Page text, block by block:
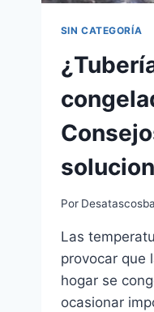
SIN CATEGORÍA
Por
Las
provocar que
hogar se
ocasionar